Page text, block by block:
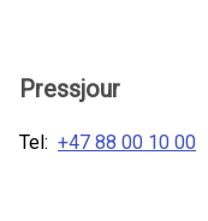
Pressjour
Tel: +47 88 00 10 00